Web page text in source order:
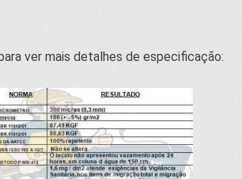
ver mais detalhes de especificação: